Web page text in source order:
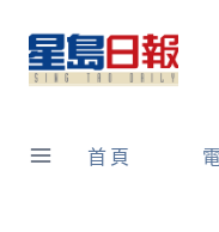
content
首頁